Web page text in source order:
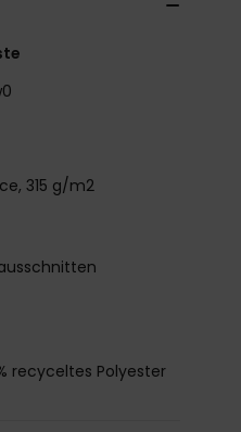
315 g/m2
recyceltes Polyester